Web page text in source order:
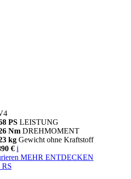
PS LEISTUNG
Nm DREHMOMENT
kg Gewicht ohne Kraftstoff
€ i
MEHR ENTDECKEN